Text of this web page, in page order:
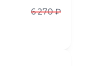
6 270 ₽